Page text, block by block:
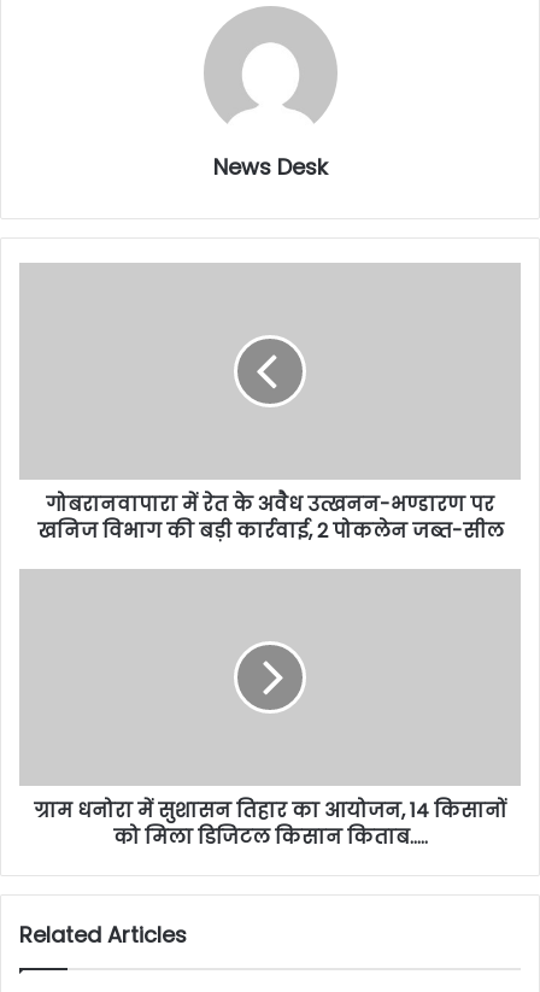
News Desk
गोबरानवापारा में रेत के अवैध उत्खनन-भण्डारण पर
खनिज विभाग की बड़ी कार्रवाई, 2 पोकलेन जब्त-सील
ग्राम धनोरा में सुशासन तिहार का आयोजन, 14 किसानों
को मिला डिजिटल किसान किताब…..
Related Articles